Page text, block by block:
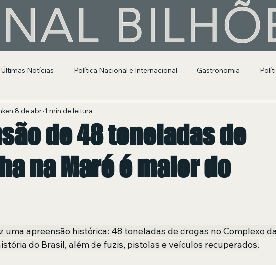
Últimas Notícias Política Nacional e Internacional Gastronomia
Segurança Pública Entretenimento e Cultura
de 48 toneladas de
na Maré é maior do
8 de abr. 1 min de leitura
de 5 estrelas.
uma apreensão histórica: 48 toneladas de drogas no Complexo da
do Brasil, além de fuzis, pistolas e veículos recuperados.